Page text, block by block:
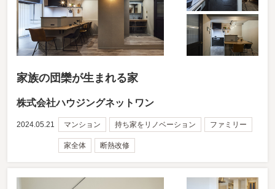
家族の団欒が生まれる家
株式会社ハウジングネットワン
2024.05.21 マンション 持ち家をリノベーション ファミリー
家全体 断熱改修